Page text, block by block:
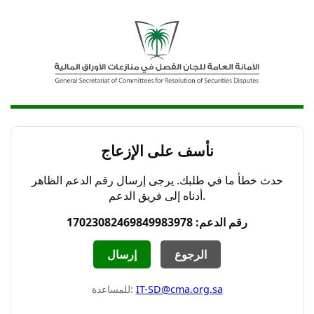
نأسف على الإزعاج
حدث خطأ ما في طلبك. يرجى إرسال رقم الدعم الظاهر
أدناه إلى فريق الدعم.
رقم الدعم: 17023082469849983978
إرسال الرجوع
للمساعدة: IT-SD@cma.org.sa